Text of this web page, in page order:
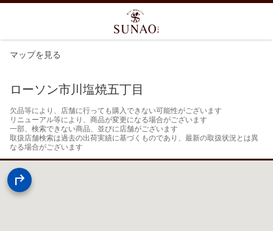
マップを見る
ローソン市川塩焼五丁目
欠品等により、店舗に行っても購入できない可能性がございます
リニューアル等により、商品が変更になる場合がございます
一部、検索できない商品、並びに店舗がございます
取扱店舗検索は過去の出荷実績に基づくものであり、最新の取扱状況とは異
なる場合がございます